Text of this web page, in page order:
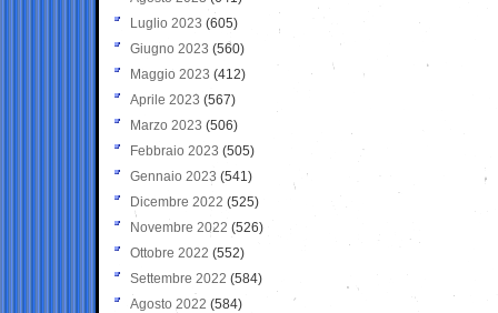
Luglio 2023 (605)
Giugno 2023 (560)
Maggio 2023 (412)
Aprile 2023 (567)
Marzo 2023 (506)
Febbraio 2023 (505)
Gennaio 2023 (541)
Dicembre 2022 (525)
Novembre 2022 (526)
Ottobre 2022 (552)
Settembre 2022 (584)
Agosto 2022 (584)